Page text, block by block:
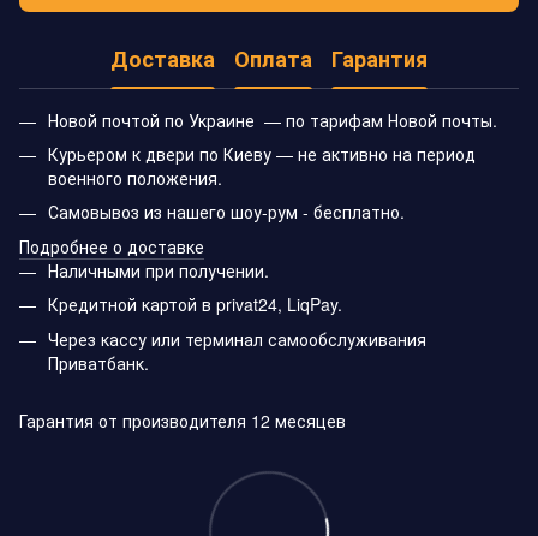
Доставка Оплата Гарантия
Новой почтой по Украине — по тарифам Новой почты.
Курьером к двери по Киеву — не активно на период
военного положения.
Самовывоз из нашего шоу-рум - бесплатно.
Подробнее о доставке
Наличными при получении.
Кредитной картой в privat24, LiqPay.
Через кассу или терминал самообслуживания
Приватбанк.
Гарантия от производителя 12 месяцев